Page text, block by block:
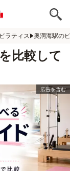
ラティス 奥洞海駅の
比較して